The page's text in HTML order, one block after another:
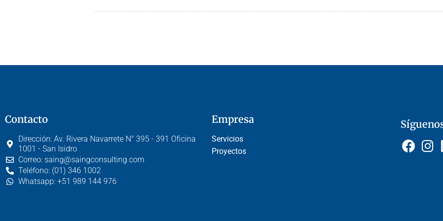
Contacto
Dirección: Av. Rivera Navarrete N° 395 - 391 Oficina
1001 - San Isidro
Correo: saing@saingconsulting.com
Teléfono: (01) 346 1002
Whatsapp: +51 989 144 976
Empresa
Servicios
Proyectos